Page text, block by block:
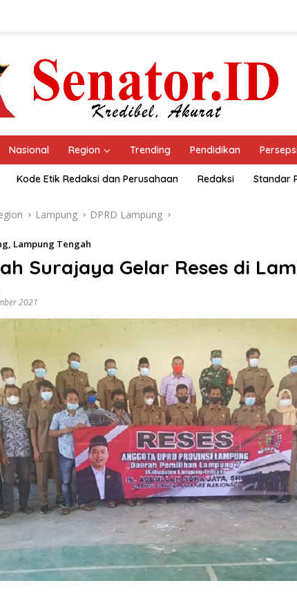
Nasional Region Trending Pendidikan Persepsi
Kode Etik Redaksi dan Perusahaan Redaksi Standar
Lampung DPRD Lampung
, Lampung Tengah
Surajaya Gelar Reses di
2021